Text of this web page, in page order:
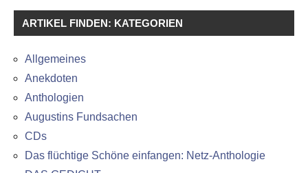
ARTIKEL FINDEN: KATEGORIEN
Allgemeines
Anekdoten
Anthologien
Augustins Fundsachen
CDs
Das flüchtige Schöne einfangen: Netz-Anthologie